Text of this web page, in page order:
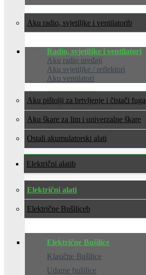
Aku radio, svjetiljke i ventilatori
Radio, svjetiljke i ventilatori
Aku radio uređaji
Aku svjetiljke / reflektori
Aku ventilatori
Aku pištolji za brtvljenje i čistači fuga
Aku škare za lim i univerzalne škare
Ostali akumulatorski alati
Električni alati
Električni alati
Električne Bušilice
Električne Bušilice
Klasične Bušilice
Udarne bušilice